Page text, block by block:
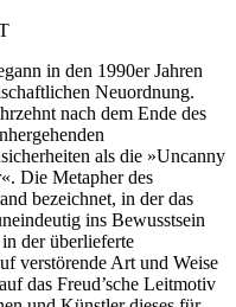
in den 1990er Jahren
Neuordnung.
nach dem Ende des
als die »Uncanny
Die Metapher des
bezeichnet, in der das
ins Bewusstsein
der überlieferte
verstörende Art und Weise
das Freud’sche Leitmotiv